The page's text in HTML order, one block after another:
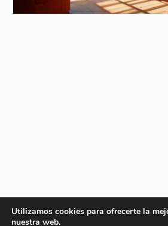
Utilizamos cookies para ofrecerte la
nuestra web.